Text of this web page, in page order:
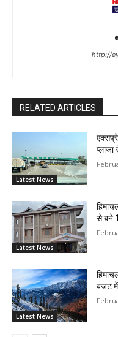
http://
RELATED ARTICLES
Latest News
Latest News
से बने
Latest News
बजट में